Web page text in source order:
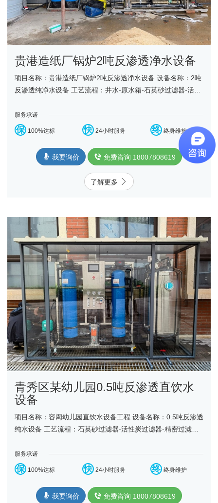
贵港造纸厂锅炉2吨反渗透净水设备
项目名称：贵港造纸厂锅炉2吨反渗透净水设备 设备名称：2吨
反渗透纯净水设备 工艺流程：井水-原水箱-石英砂过滤器-活性
服务承诺
保 100%达标 快 24小时服务 终 终身维护
我要询价 免费咨询 18007808619
了解更多
青秀区某幼儿园0.5吨反渗透直饮水
设备
项目名称：容闳幼儿园直饮水设备工程 设备名称：0.5吨反渗透
纯水设备 工艺流程：石英砂过滤器-活性炭过滤器-精密过滤器-
服务承诺
保 100%达标 快 24小时服务 终 终身维护
我要询价 免费咨询 18007808619